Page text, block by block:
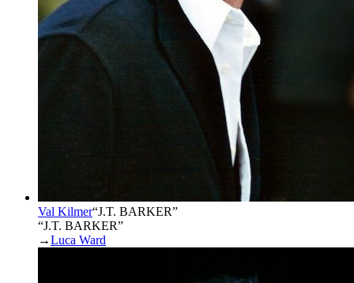
Val Kilmer“J.T. BARKER”
“J.T. BARKER”
→Luca Ward